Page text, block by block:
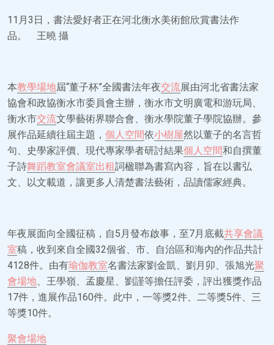
11月3日，書法愛好者正在河北衡水美術館欣賞書法作
品。 王曉 攝
本教學場地屆“董子杯”全國書法年夜交流展由河北省書法家
協會和政協衡水市委員會主辦，衡水市文明廣電和游玩局、
衡水市交流文學藝術界聯合會、衡水學院董子學院協辦。參
展作品延續往屆主題， 個人空間依小樹屋然以董子的名言哲
句、史學家評價、現代專家學者研討結果個人空間和自撰董
子詩舞蹈教室會議室出租詞楹聯為書寫內容，旨在以書弘
文、以文載道，讓更多人清楚書法藝術，品讀儒家經典。
年夜展面向全國征稿，自5月發布啟事，至7月底截共享會議
室稿，收到來自全國32個省、市、自治區和海內的作品共計
4128件。由有瑜伽教室名書法家劉金凱、劉月卯、張旭光聚
會場地、王學嶺、孟慶星、劉謹等擔任評委，評出獲獎作品
17件，進展作品160件。此中，一等獎2件、二等獎5件、三
等獎10件。
聚會場地